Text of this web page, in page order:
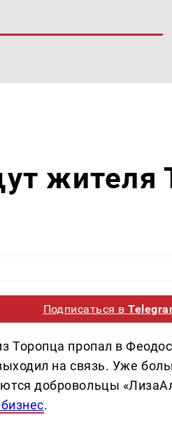
жителя
Подписаться в
Торопца пропал в
на связь. Уже
добровольцы
.